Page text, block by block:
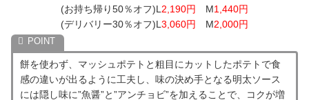
(お持ち帰り50％オフ)L 2,190円 M1,440円
(デリバリー30％オフ)L 3,060円 M2,000円
餅を使わず、マッシュポテトと粗目にカットしたポテトで食
感の違いが出るように工夫し、味の決め手となる明太ソース
には隠し味に”魚醤”と”アンチョビ”を加えることで、コクが増